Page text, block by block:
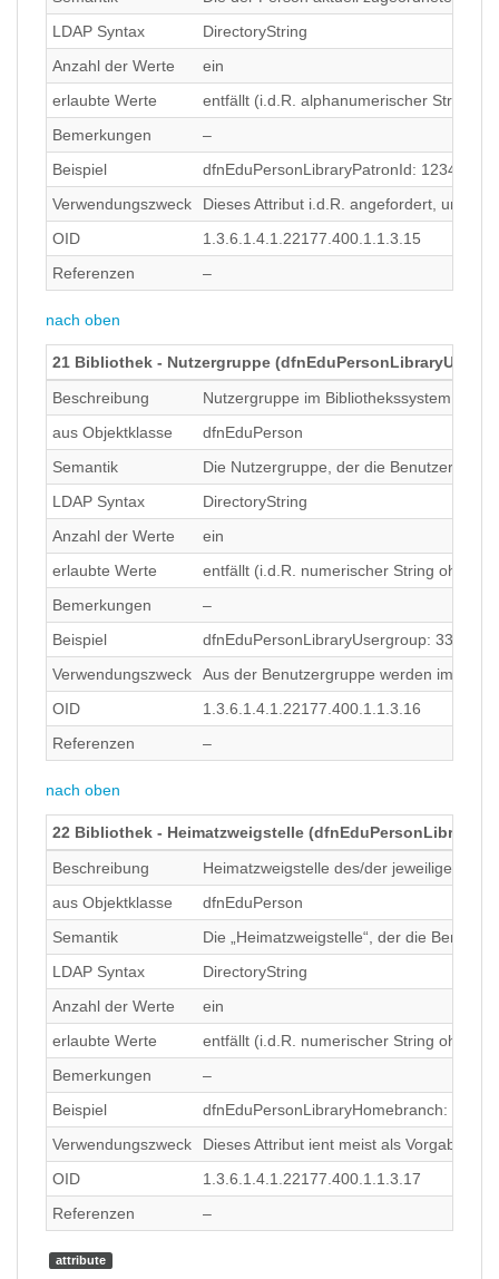
LDAP Syntax
DirectoryString
Anzahl der Werte
ein
erlaubte Werte
entfällt (i.d.R. alphanumerischer String
Bemerkungen
–
Beispiel
dfnEduPersonLibraryPatronId: 1234567
Verwendungszweck
Dieses Attribut i.d.R. angefordert, um
OID
1.3.6.1.4.1.22177.400.1.1.3.15
Referenzen
–
nach oben
21 Bibliothek - Nutzergruppe
Beschreibung
Nutzergruppe im Bibliothekssystem.
aus Objektklasse
dfnEduPerson
Semantik
Die Nutzergruppe, der die
LDAP Syntax
DirectoryString
Anzahl der Werte
ein
erlaubte Werte
entfällt (i.d.R. numerischer String ohne
Bemerkungen
–
Beispiel
dfnEduPersonLibraryUsergroup: 330
Verwendungszweck
Aus der Benutzergruppe werden im
OID
1.3.6.1.4.1.22177.400.1.1.3.16
Referenzen
–
nach oben
22 Bibliothek - Heimatzweigstelle
Beschreibung
Heimatzweigstelle des/der jeweiligen
aus Objektklasse
dfnEduPerson
Semantik
Die „Heimatzweigstelle“, der die
LDAP Syntax
DirectoryString
Anzahl der Werte
ein
erlaubte Werte
entfällt (i.d.R. numerischer String ohne
Bemerkungen
–
Beispiel
dfnEduPersonLibraryHomebranch: 01
Verwendungszweck
Dieses Attribut ient meist als Vorgabe-
OID
1.3.6.1.4.1.22177.400.1.1.3.17
Referenzen
–
attribute